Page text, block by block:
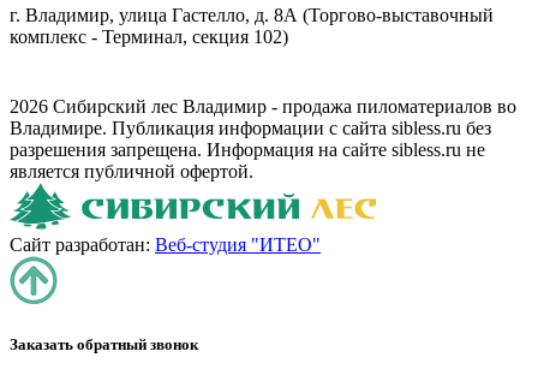
г. Владимир, улица Гастелло, д. 8А (Торгово-выставочный
комплекс - Терминал, секция 102)
2026 Сибирский лес Владимир - продажа пиломатериалов во
Владимире. Публикация информации с сайта sibless.ru без
разрешения запрещена. Информация на сайте sibless.ru не
является публичной офертой.
Сайт разработан: Веб-студия "ИТЕО"
Заказать обратный звонок